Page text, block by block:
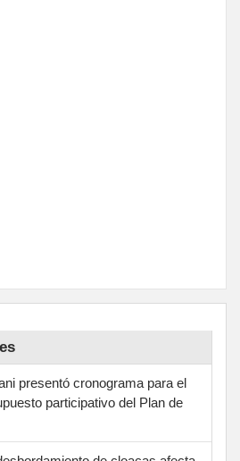
presentó cronograma para el
participativo del Plan de